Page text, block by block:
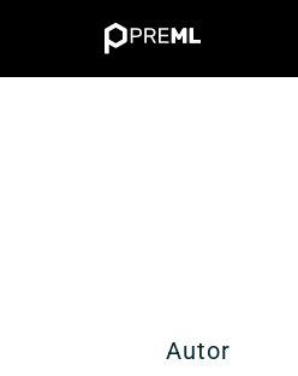
Autor